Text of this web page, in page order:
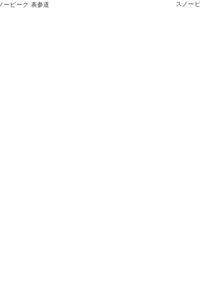
ーピーク 表参道
スノー